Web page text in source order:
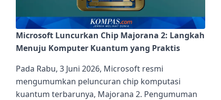
Microsoft Luncurkan Chip Majorana 2: Langkah
Menuju Komputer Kuantum yang Praktis
Pada Rabu, 3 Juni 2026, Microsoft resmi
mengumumkan peluncuran chip komputasi
kuantum terbarunya, Majorana 2. Pengumuman